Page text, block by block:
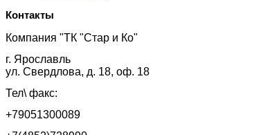
Контакты
Компания "ТК "Стар и Ко"
г. Ярославль
ул. Свердлова, д. 18, оф. 18
Тел\ факс:
+79051300089